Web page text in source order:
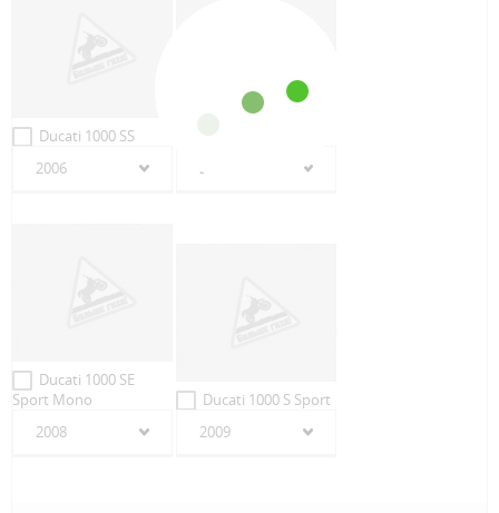
Ducati 1000 SS
2006
Ducati 1000
2005
Ducati 1000 SE
Sport Mono
2008
Ducati 1000 S Sport
2009